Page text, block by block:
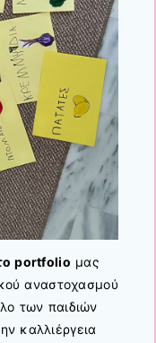
portfolio μας
αναστοχασμού
των παιδιών
καλλιέργεια